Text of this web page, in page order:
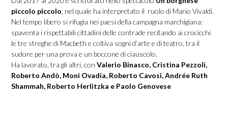
piccolo piccolo, nel quale ha interpretato il ruolo di Mario Vivaldi.
Nel tempo libero si rifugia nei paesi della campagna marchigiana:
spaventa i rispettabili cittadini delle contrade recitando ai crocicchi
le tre streghe di Macbeth e coltiva sogni d’arte e di teatro, tra il
sudore per una prova e un boccone di ciauscolo.
Ha lavorato, tra gli altri, con Valerio Binasco, Cristina Pezzoli,
Roberto Andò, Moni Ovadia, Roberto Cavosi, Andrée Ruth
Shammah, Roberto Herlitzka e Paolo Genovese